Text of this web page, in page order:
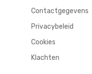
Contactgegevens
Privacybeleid
Cookies
Klachten